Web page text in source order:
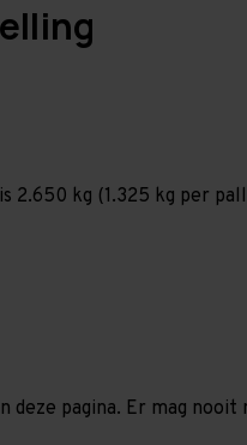
2.650 kg (1.325 kg per
deze pagina. Er mag